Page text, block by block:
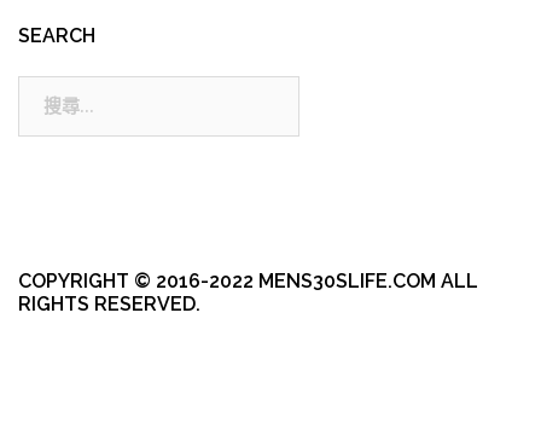
SEARCH
COPYRIGHT © 2016-2022 MENS30SLIFE.COM ALL
RIGHTS RESERVED.